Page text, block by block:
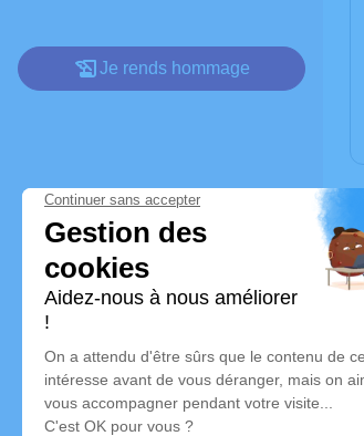
Je rends hommage